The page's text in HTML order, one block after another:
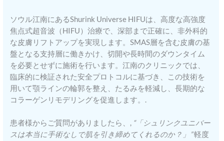
ソウル江南にあるShurink Universe HIFUは、高度な高強度
焦点式超音波（HIFU）治療で、深部まで正確に、非外科的
な皮膚リフトアップを実現します。SMAS層を含む皮膚の基
盤となる支持層に働きかけ、切開や長時間のダウンタイム
を必要とせずに施術を行います。江南のクリニックでは、
臨床的に検証された安全プロトコルに基づき、この技術を
用いて顎ラインの輪郭を整え、たるみを軽減し、長期的な
コラーゲンリモデリングを促進します。.
患者様からご質問がありましたら、, “「シュリンクユニバー
スは本当に手術なしで肌を引き締めてくれるのか？」”軽度